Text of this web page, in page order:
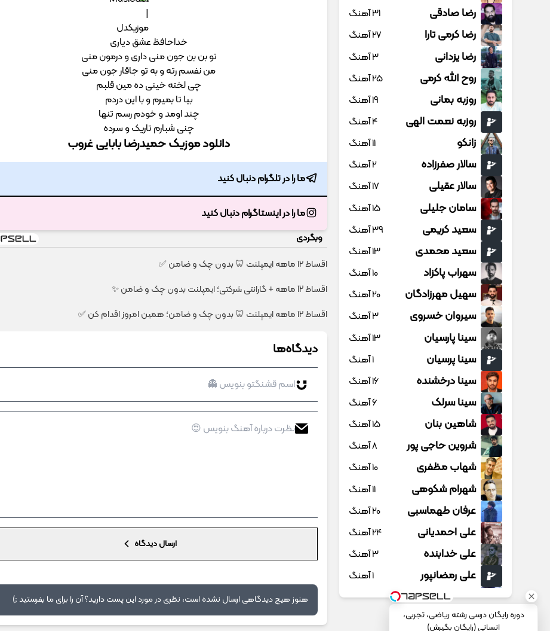
ﺧﺪاﺣﺎﻓﻆ ﻋﺸﻖ دﻳﺎری
ﺗﻮ ﺑﻦ ﺑﻦ ﺟﻮن ﻣﻨﻰ داری و درﻣﻮن ﻣﻨﻰ
ﻣﻦ ﻧﻔﺴﻢ رﺗﻪ و ﺑﻪ ﺗﻮ ﺟﺎﻗﺎر ﺟﻮن ﻣﻨﻰ
ﭼﻰ ﻟﺨﺘﻪ ﺧﻴﻨﻰ ده ﻣﻴﻦ ﻗﻠﺒﻢ
ﺑﻴﺎ ﺗﺎ ﺑﻤﻴﺮم و ﺑﺎ اﻳﻦ دردم
ﭼﻨﺪ اوﻣﺪ و ﺧﻮدم رﺳﻢ ﺗﻨﻬﺎ
ﭼﻨﻰ ﺷﺒﺎرم ﺗﺎرﻳﮏ و ﺳﺮده
دانلود موزیک حمیدرضا بابایی غروب
ما را در تلگرام دنبال کنید
ما را در اینستاگرام دنبال کنید
وبگردی
اقساط ۱۲ ماهه ایمپلنت 🦷 بدون چک و ضامن ✅
اقساط 12 ماهه + گارانتی شرکتی؛ ایمپلنت بدون چک و ضامن ✨
اقساط ۱۲ ماهه ایمپلنت 🦷 بدون چک و ضامن؛ همین امروز اقدام کن ✅
دیدگاه‌ها
ارسال دیدگاه
هنوز هیچ دیدگاهی ارسال نشده است، نظری در مورد این پست دارید؟ آن را برای ما بفرستید ;)
رضا صادقی 31 آهنگ
رضا کرمی تارا 27 آهنگ
رضا یزدانی 3 آهنگ
روح الله کرمی 25 آهنگ
روزبه بمانی 19 آهنگ
روزبه نعمت الهی 4 آهنگ
زانکو 11 آهنگ
سالار صفرزاده 2 آهنگ
سالار عقیلی 17 آهنگ
سامان جلیلی 15 آهنگ
سعید کریمی 39 آهنگ
سعید محمدی 13 آهنگ
سهراب پاکزاد 10 آهنگ
سهیل مهرزادگان 20 آهنگ
سیروان خسروی 3 آهنگ
سینا پارسیان 13 آهنگ
سینا پرسیان 1 آهنگ
سینا درخشنده 16 آهنگ
سینا سرلک 6 آهنگ
شاهین بنان 15 آهنگ
شروین حاجی پور 8 آهنگ
شهاب مظفری 10 آهنگ
شهرام شکوهی 11 آهنگ
عرفان طهماسبی 20 آهنگ
علی احمدیانی 24 آهنگ
علی خدابنده 3 آهنگ
علی رمضانپور 1 آهنگ
علی زند وکیلی 16 آهنگ
علی عباسی
دوره رایگان درسی رشته ریاضی، تجربی،
انسانی (رایگان بگیرش)